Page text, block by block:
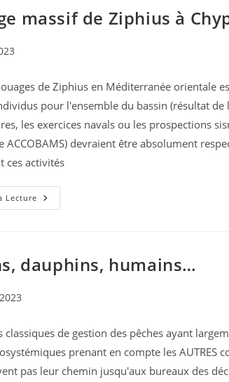
D’Etat
Censure
massif de Ziphius à
de Ziphius en Méditerranée orientale
pour l'ensemble du bassin (résultat
les exercices navals ou les prospections
ACCOBAMS) devraient être absolument
ces activités
Lecture Echouage
Massif
dauphins, humains…
classiques de gestion des pêches ayant
prenant en compte les
pas leur chemin jusqu'aux bureaux des